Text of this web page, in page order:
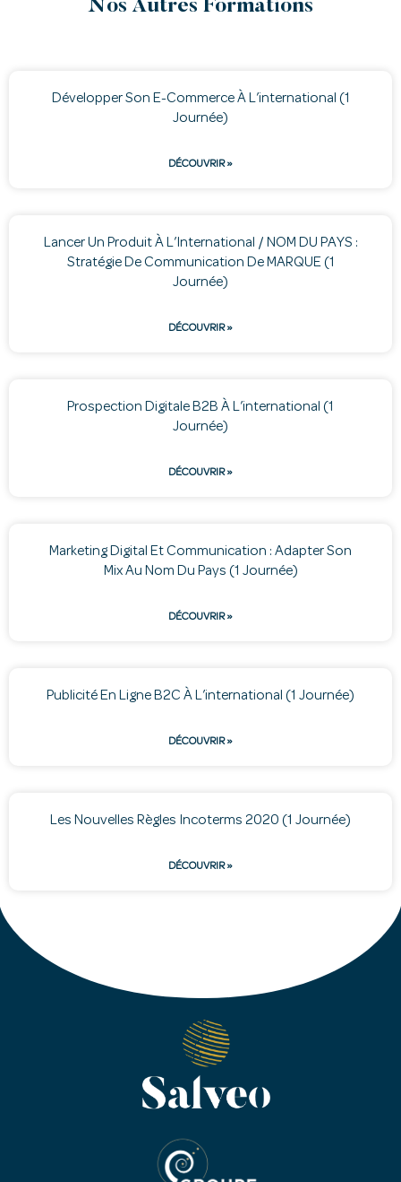
Nos Autres Formations
Développer Son E-Commerce À L’international (1
Journée)
DÉCOUVRIR »
Lancer Un Produit À L’International / NOM DU PAYS :
Stratégie De Communication De MARQUE (1
Journée)
DÉCOUVRIR »
Prospection Digitale B2B À L’international (1
Journée)
DÉCOUVRIR »
Marketing Digital Et Communication : Adapter Son
Mix Au Nom Du Pays (1 Journée)
DÉCOUVRIR »
Publicité En Ligne B2C À L’international (1 Journée)
DÉCOUVRIR »
Les Nouvelles Règles Incoterms 2020 (1 Journée)
DÉCOUVRIR »